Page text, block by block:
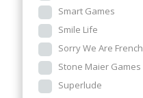
Smart Games
Smile Life
Sorry We Are French
Stone Maier Games
Superlude